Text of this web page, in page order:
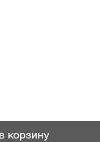
корзину